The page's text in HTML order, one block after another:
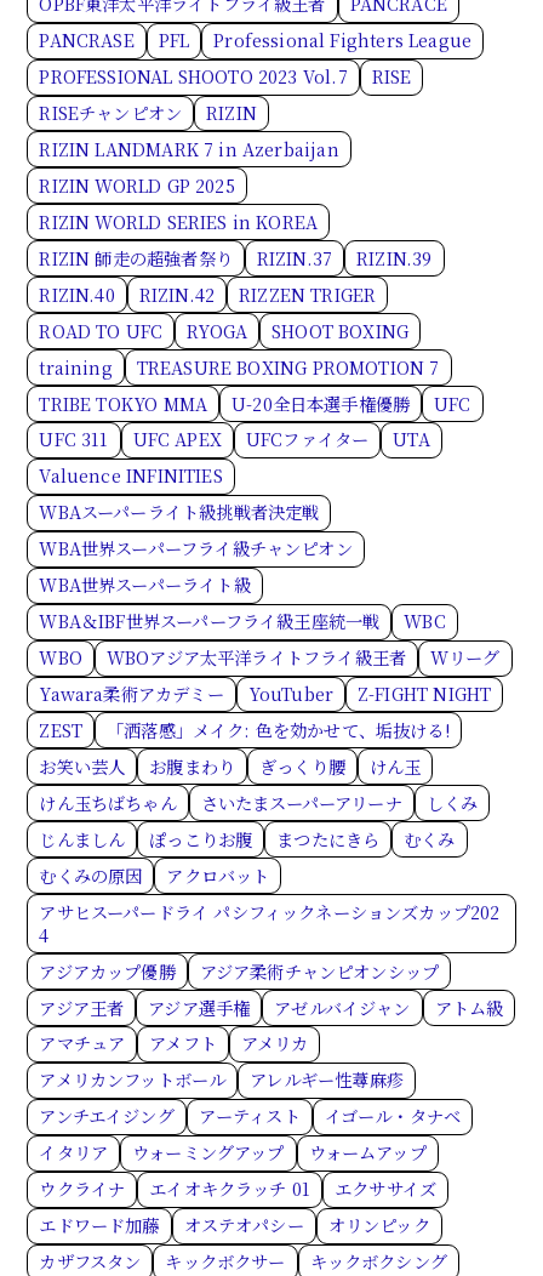
PANCRASE
PFL
Professional Fighters League
PROFESSIONAL SHOOTO 2023 Vol.7
RISE
RISEチャンピオン
RIZIN
RIZIN LANDMARK 7 in Azerbaijan
RIZIN WORLD GP 2025
RIZIN WORLD SERIES in KOREA
RIZIN 師走の超強者祭り
RIZIN.37
RIZIN.39
RIZIN.40
RIZIN.42
RIZZEN TRIGER
ROAD TO UFC
RYOGA
SHOOT BOXING
training
TREASURE BOXING PROMOTION 7
TRIBE TOKYO MMA
U-20全日本選手権優勝
UFC
UFC 311
UFC APEX UFCファイター
UTA
Valuence INFINITIES
WBAスーパーライト級挑戦者決定戦
WBA世界スーパーフライ級チャンピオン
WBA世界スーパーライト級
WBA＆IBF世界スーパーフライ級王座統一戦
WBC
WBO
WBOアジア太平洋ライトフライ級王者
Wリーグ
Yawara柔術アカデミー
YouTuber
Z-FIGHT NIGHT
ZEST
「洒落感」メイク: 色を効かせて、垢抜ける!
お笑い芸人
お腹まわり ぎっくり腰
けん玉
けん玉ちばちゃん
さいたまスーパーアリーナ
しくみ
じんましん
ぽっこりお腹 まつたにきら
むくみ
むくみの原因
アクロバット
アサヒスーパードライ パシフィックネーションズカップ202
4
アジアカップ優勝
アジア柔術チャンピオンシップ
アジア王者
アジア選手権 アゼルバイジャン
アトム級
アマチュア
アメフト
アメリカ
アメリカンフットボール
アレルギー性蕁麻疹
アンチエイジング
アーティスト
イゴール・タナベ
イタリア
ウォーミングアップ
ウォームアップ
ウクライナ
エイオキクラッチ 01
エクササイズ
エドワード加藤
オステオパシー
オリンピック
カザフスタン
キックボクサー
キックボクシング